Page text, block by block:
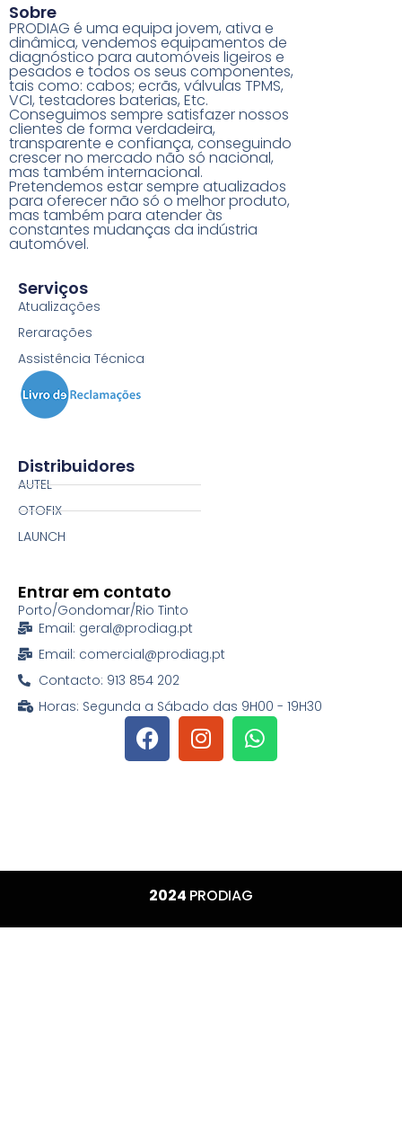
Sobre
PRODIAG é uma equipa jovem, ativa e
dinâmica, vendemos equipamentos de
diagnóstico para automóveis ligeiros e
pesados e todos os seus componentes,
tais como: cabos; ecrãs, válvulas TPMS,
VCI, testadores baterias, Etc.
Conseguimos sempre satisfazer nossos
clientes de forma verdadeira,
transparente e confiança, conseguindo
crescer no mercado não só nacional,
mas também internacional.
Pretendemos estar sempre atualizados
para oferecer não só o melhor produto,
mas também para atender às
constantes mudanças da indústria
automóvel.
Serviços
Atualizações
Rerarações
Assistência Técnica
Distribuidores
AUTEL
OTOFIX
LAUNCH
Entrar em contato
Porto/Gondomar/Rio Tinto
Email: geral@prodiag.pt
Email: comercial@prodiag.pt
Contacto: 913 854 202
Horas: Segunda a Sábado das 9H00 - 19H30
2024 PRODIAG